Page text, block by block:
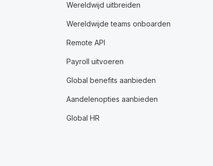
Wereldwijd uitbreiden
Wereldwijde teams onboarden
Remote API
Payroll uitvoeren
Global benefits aanbieden
Aandelenopties aanbieden
Global HR